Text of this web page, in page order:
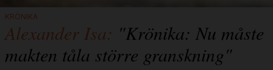
KRÖNIKA
Alexander Isa: "Krönika: Nu måste
makten tåla större granskning"